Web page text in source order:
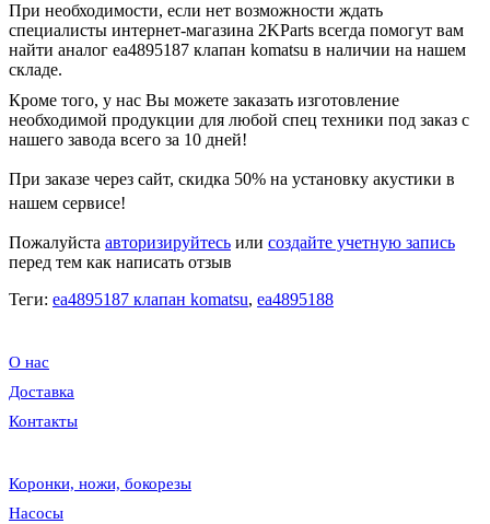
При необходимости, если нет возможности ждать
специалисты интернет-магазина 2KParts всегда помогут вам
найти аналог ea4895187 клапан komatsu в наличии на нашем
складе.
Кроме того, у нас Вы можете заказать изготовление
необходимой продукции для любой спец техники под заказ с
нашего завода всего за 10 дней!
При заказе через сайт, скидка 50% на установку акустики в
нашем сервисе!
Пожалуйста авторизируйтесь или создайте учетную запись
перед тем как написать отзыв
Теги: ea4895187 клапан komatsu, ea4895188
О нас
Доставка
Контакты
Коронки, ножи, бокорезы
Насосы